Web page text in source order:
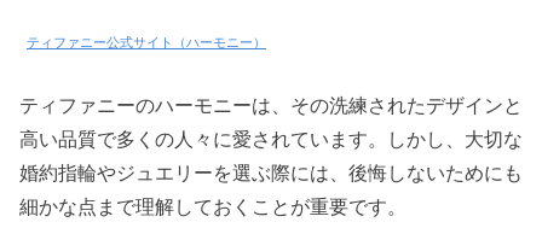
ティファニー公式サイト（ハーモニー）
ティファニーのハーモニーは、その洗練されたデザインと
高い品質で多くの人々に愛されています。しかし、大切な
婚約指輪やジュエリーを選ぶ際には、後悔しないためにも
細かな点まで理解しておくことが重要です。